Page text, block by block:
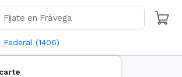
Federal (1406)